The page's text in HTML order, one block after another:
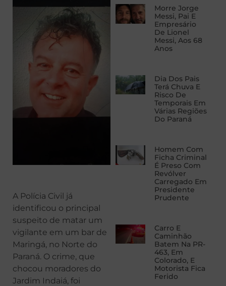
A Polícia Civil já
identificou o principal
suspeito de matar um
vigilante em um bar de
Maringá, no Norte do
Paraná. O crime, que
chocou moradores do
Jardim Indaiá, foi
Morre Jorge
Messi, Pai E
Empresário
De Lionel
Messi, Aos 68
Anos
Dia Dos Pais
Terá Chuva E
Risco De
Temporais Em
Várias Regiões
Do Paraná
Homem Com
Ficha Criminal
É Preso Com
Revólver
Carregado Em
Presidente
Prudente
Carro E
Caminhão
Batem Na PR-
463, Em
Colorado, E
Motorista Fica
Ferido